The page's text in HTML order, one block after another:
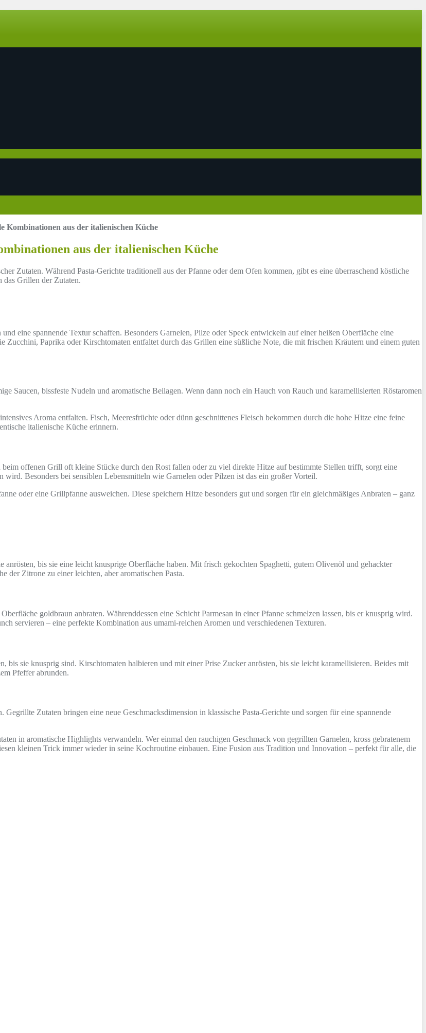
Kombinationen aus der italienischen Küche
aus der italienischen Küche
Zutaten. Während Pasta-Gerichte traditionell aus der Pfanne oder dem Ofen kommen, gibt es eine überraschend köstliche
Grillen der Zutaten.
eine spannende Textur schaffen. Besonders Garnelen, Pilze oder Speck entwickeln auf einer heißen Oberfläche eine
Zucchini, Paprika oder Kirschtomaten entfaltet durch das Grillen eine süßliche Note, die mit frischen Kräutern und einem guten
Saucen, bissfeste Nudeln und aromatische Beilagen. Wenn dann noch ein Hauch von Rauch und karamellisierten Röstaromen
Aroma entfalten. Fisch, Meeresfrüchte oder dünn geschnittenes Fleisch bekommen durch die hohe Hitze eine feine
italienische Küche erinnern.
offenen Grill oft kleine Stücke durch den Rost fallen oder zu viel direkte Hitze auf bestimmte Stellen trifft, sorgt eine
wird. Besonders bei sensiblen Lebensmitteln wie Garnelen oder Pilzen ist das ein großer Vorteil.
oder eine Grillpfanne ausweichen. Diese speichern Hitze besonders gut und sorgen für ein gleichmäßiges Anbraten – ganz
bis sie eine leicht knusprige Oberfläche haben. Mit frisch gekochten Spaghetti, gutem Olivenöl und gehackter
der Zitrone zu einer leichten, aber aromatischen Pasta.
goldbraun anbraten. Währenddessen eine Schicht Parmesan in einer Pfanne schmelzen lassen, bis er knusprig wird.
servieren – eine perfekte Kombination aus umami-reichen Aromen und verschiedenen Texturen.
bis sie knusprig sind. Kirschtomaten halbieren und mit einer Prise Zucker anrösten, bis sie leicht karamellisieren. Beides mit
Pfeffer abrunden.
Zutaten bringen eine neue Geschmacksdimension in klassische Pasta-Gerichte und sorgen für eine spannende
in aromatische Highlights verwandeln. Wer einmal den rauchigen Geschmack von gegrillten Garnelen, kross gebratenem
kleinen Trick immer wieder in seine Kochroutine einbauen. Eine Fusion aus Tradition und Innovation – perfekt für alle, die